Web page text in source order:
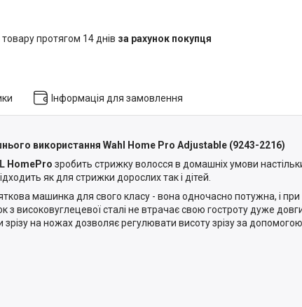
товару протягом 14 днів за рахунок покупця
Інформація для замовлення
використання Wahl Home Pro Adjustable (9243-2216)
HomePro зробить стрижку волосся в домашніх умови
як для стрижки дорослих так і дітей.
машинка для свого класу - вона одночасно потужна, і при
високовуглецевої сталі не втрачає свою гостроту дуже
на ножах дозволяє регулювати висоту зрізу за допомогою